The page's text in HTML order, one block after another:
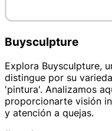
Buysculpture
Explora Buysculpture,
distingue por su
'pintura'. Analizamos
proporcionarte visión
y atención a quejas.